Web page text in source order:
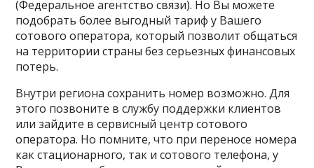
(Федеральное агентство связи). Но Вы можете
подобрать более выгодный тариф у Вашего
сотового оператора, который позволит общаться
на территории страны без серьезных финансовых
потерь.
Внутри региона сохранить номер возможно. Для
этого позвоните в службу поддержки клиентов
или зайдите в сервисный центр сотового
оператора. Но помните, что при переносе номера
как стационарного, так и сотового телефона, у